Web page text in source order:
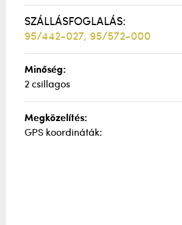
SZÁLLÁSFOGLALÁS:
95/442-027, 95/572-000
Minőség:
2 csillagos
Megközelítés:
GPS koordináták: